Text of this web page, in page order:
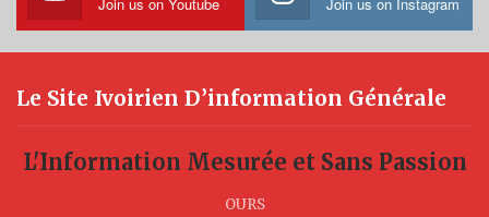
Le Site Ivoirien D’information Générale
L'Information Mesurée et Sans Passion
OURS